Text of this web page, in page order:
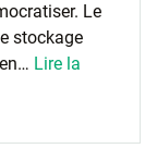
Le
stockage
Lire la